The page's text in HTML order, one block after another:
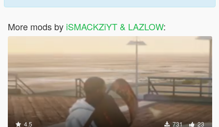
More mods by iSMACKZiYT & LAZLOW:
4.5 731 23